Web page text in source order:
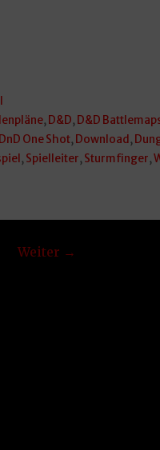
, D&D, D&D
DnD One Shot, Download ,
, Spielleiter, Sturmfinger,
Weiter →